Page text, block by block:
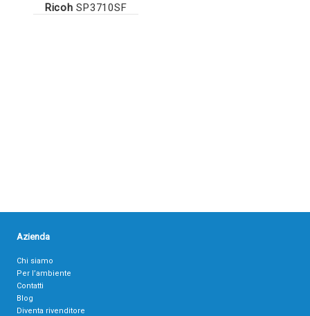
Ricoh SP3710SF
Azienda
Chi siamo
Per l’ambiente
Contatti
Blog
Diventa rivenditore